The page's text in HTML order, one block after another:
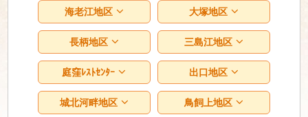
海老江地区 大塚地区
長柄地区 三島江地区
庭窪ﾚｽﾄｾﾝﾀｰ 出口地区
城北河畔地区 鳥飼上地区